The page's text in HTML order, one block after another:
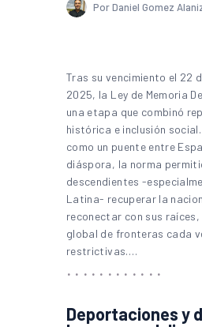
Por Daniel Gomez
Tras su vencimiento el 22
2025, la Ley de Memoria
una etapa que combinó
histórica e inclusión
como un puente entre
diáspora, la norma
descendientes -
Latina- recuperar la
reconectar con sus
global de fronteras cada
restrictivas.…
Deportaciones y